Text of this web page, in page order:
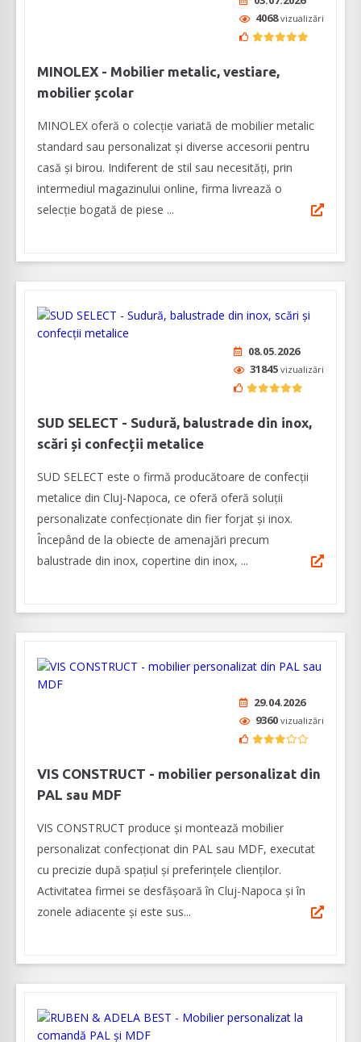
4068vizualizări
MINOLEX - Mobilier metalic, vestiare,
mobilier școlar
MINOLEX oferă o colecție variată de mobilier metalic
standard sau personalizat și diverse accesorii pentru
casă și birou. Indiferent de stil sau necesități, prin
intermediul magazinului online, firma livrează o
selecție bogată de piese ...
08.05.2026
31845 vizualizări
SUD SELECT - Sudură, balustrade din inox,
scări și confecții metalice
SUD SELECT este o firmă producătoare de confecţii
metalice din Cluj-Napoca, ce oferă oferă soluţii
personalizate confecţionate din fier forjat şi inox.
Începând de la obiecte de amenajări precum
balustrade din inox, copertine din inox, ...
29.04.2026
9360 vizualizări
VIS CONSTRUCT - mobilier personalizat din
PAL sau MDF
VIS CONSTRUCT produce și montează mobilier
personalizat confecționat din PAL sau MDF, executat
cu precizie după spațiul și preferințele clienților.
Activitatea firmei se desfășoară în Cluj-Napoca și în
zonele adiacente și este sus...